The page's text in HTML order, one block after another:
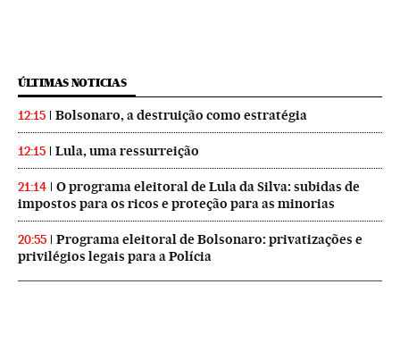
ÚLTIMAS NOTICIAS
12:15 Bolsonaro, a destruição como estratégia
12:15 Lula, uma ressurreição
21:14
O programa eleitoral de Lula da Silva: subidas de
impostos para os ricos e proteção para as minorias
20:55
Programa eleitoral de Bolsonaro: privatizações e
privilégios legais para a Polícia